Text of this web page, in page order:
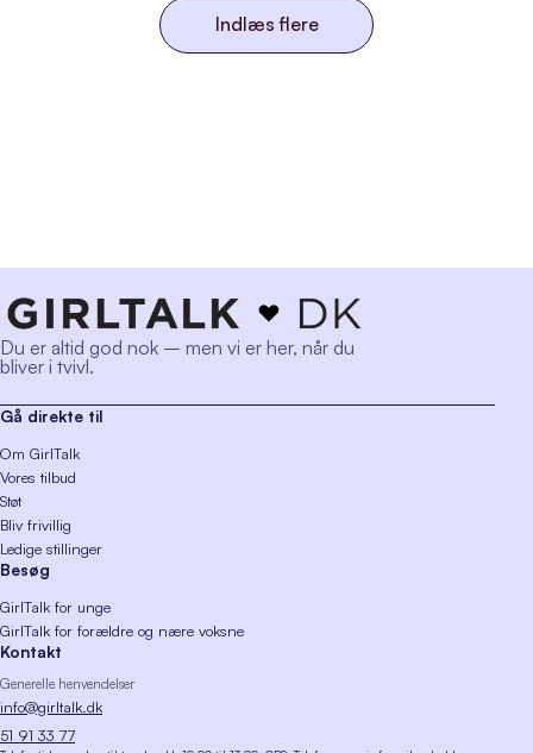
Indlæs flere
Du er altid god nok – men vi er her, når du
bliver i tvivl.
Gå direkte til
Om GirlTalk
Vores tilbud
Støt
Bliv frivillig
Ledige stillinger
Besøg
GirlTalk for unge
GirlTalk for forældre og nære voksne
Kontakt
Generelle henvendelser
info@girltalk.dk
51 91 33 77